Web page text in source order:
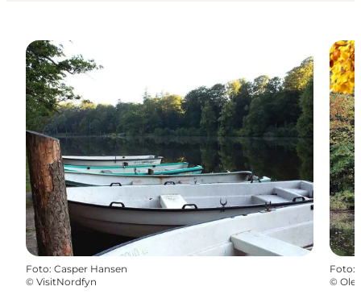
Foto: Casper Hansen
© VisitNordfyn
Foto:
© Ole